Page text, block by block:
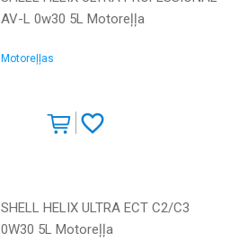
AV-L 0w30 5L Motoreļļa
Motoreļļas
SHELL HELIX ULTRA ECT C2/C3
0W30 5L Motoreļļa